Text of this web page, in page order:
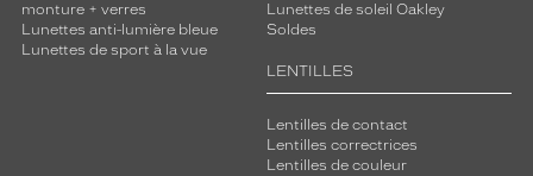
monture + verres
Lunettes anti-lumière bleue
Lunettes de sport à la vue
Lunettes de soleil Oakley
Soldes
LENTILLES
Lentilles de contact
Lentilles correctrices
Lentilles de couleur